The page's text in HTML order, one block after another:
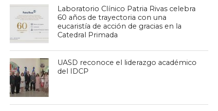
Laboratorio Clínico Patria Rivas celebra
60 años de trayectoria con una
eucaristía de acción de gracias en la
Catedral Primada
UASD reconoce el liderazgo académico
del IDCP